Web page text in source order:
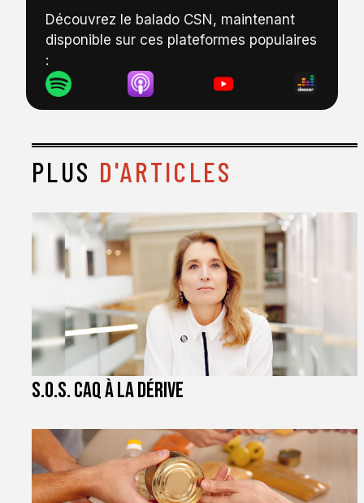
Découvrez le balado CSN, maintenant
disponible sur ces plateformes populaires
:
PLUS D'ARTICLES
S.O.S. CAQ à la dérive